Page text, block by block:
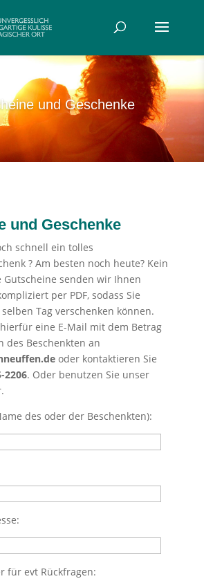
und Geschenke
und Geschenke
schnell ein tolles
? Am besten noch heute? Kein
Gutscheine senden wir Ihnen
per PDF, sodass Sie
Tag verschenken können.
eine E-Mail mit dem Betrag
des Beschenkten an
oder kontaktieren Sie
2206. Oder benutzen Sie unser
des oder der Beschenkten):
für evt Rückfragen: